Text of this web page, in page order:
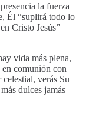
la fuerza
Él “suplirá todo lo
Cristo Jesús”
vida más plena,
comunión con
verás Su
dulces jamás